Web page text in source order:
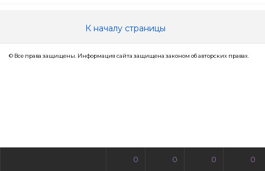
0 0 0 0
К началу страницы
© Все права защищены. Информация сайта защищена законом об авторских правах.